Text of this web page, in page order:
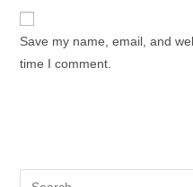
Save my name, email, and
time I comment.